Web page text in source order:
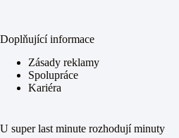
Doplňující informace
Zásady reklamy
Spolupráce
Kariéra
U super last minute rozhodují minuty